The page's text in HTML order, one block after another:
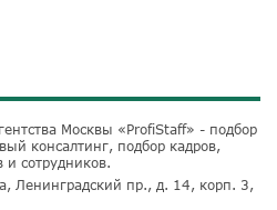
Москвы «ProfiStaff» - подбор
консалтинг, подбор кадров,
и сотрудников.
Ленинградский пр., д. 14, корп. 3,